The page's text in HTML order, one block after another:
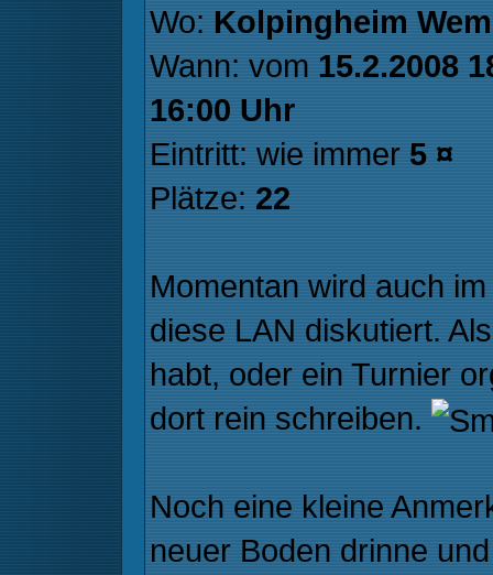
Wo: Kolpingheim
Wann: vom 15.2.2008
16:00 Uhr
Eintritt: wie immer 5 ¤
Plätze: 22
Momentan wird auch
diese LAN diskutiert.
habt, oder ein Turnier
dort rein schreiben.
Noch eine kleine
neuer Boden drinne